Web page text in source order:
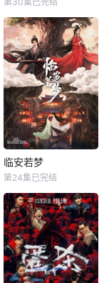
袁姗姗
三年前，数学天才
饶雨瓷被闺蜜兼创
业合伙人白靓靓设
计构陷，因‘药物成
瘾’袭击母亲，被家
人强制送进了心康
治疗中心接受治
疗，而白靓靓靠卖
掉两人创办的公
司，成为历森集团
情、爱情、事业悉
数从她的
临安若梦
白川
出品公司：中视天
鸿 开机时间：
7月末
临安若梦
第24集已完结